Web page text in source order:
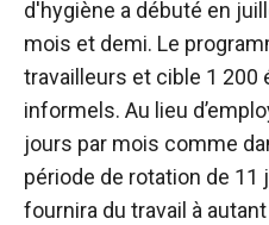
d'hygiène a débuté en
mois et demi. Le
travailleurs et cible 1 200
informels. Au lieu
jours par mois comme
période de rotation de 11
fournira du travail à